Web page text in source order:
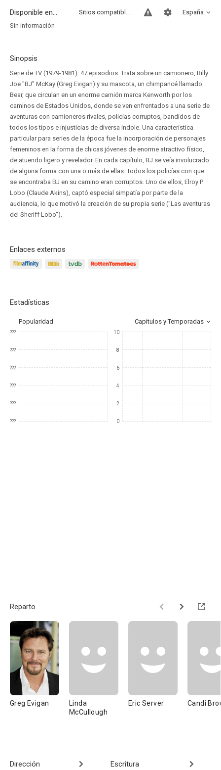
Disponible en... España
Sitios compatibles
Sin información
Sinopsis
Serie de TV (1979-1981). 47 episodios. Trata sobre un camionero, Billy
Joe "BJ" McKay (Greg Evigan) y su mascota, un chimpancé llamado
Bear, que circulan en un enorme camión marca Kenworth por los
caminos de Estados Unidos, donde se ven enfrentados a una serie de
aventuras con camioneros rivales, policías corruptos, bandidos de
todos los tipos e injusticias de diversa índole. Una característica
particular para series de la época fue la incorporación de personajes
femeninos en la forma de chicas jóvenes de enorme atractivo físico,
de atuendo ligero y revelador. En cada capítulo, BJ se veía involucrado
de alguna forma con una o más de ellas. Todos los policías con que
se encontraba BJ en su camino eran corruptos. Uno de ellos, Elroy P.
Lobo (Claude Akins), captó especial simpatía por parte de la
audiencia, lo que motivó la creación de su propia serie ("Las aventuras
del Sheriff Lobo").
Enlaces externos
Estadísticas
Popularidad Capítulos y Temporadas
???
???
???
???
???
???
10
8
6
4
2
0
Reparto
Greg Evigan
Linda
McCullough
Eric Server Candi
Dirección Escritura